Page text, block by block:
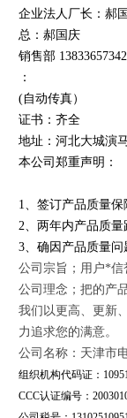
企业法人厂长：郝
总：郝国庆
销售部 13833657342
：
(自动传真）
证书：齐全
地址：河北大城演
本公司郑重声明：
1、签订产品质量
2、两年内产品质
3、确因产品质量
公司宗旨；用户*
公司理念；把的产
我们以更高、更新
力追求您的满意。
公司名称：天津市
组织机构代码证：
CCC认证编号：